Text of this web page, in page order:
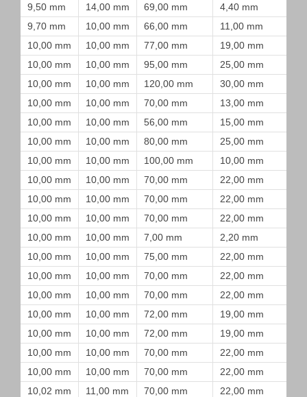
9,50 mm
14,00 mm 69,00 mm
4,40 mm
9,70 mm
10,00 mm 66,00 mm
11,00 mm
10,00 mm
10,00 mm 77,00 mm
19,00 mm
10,00 mm
10,00 mm 95,00 mm
25,00 mm
10,00 mm
10,00 mm 120,00 mm
30,00 mm
10,00 mm
10,00 mm 70,00 mm
13,00 mm
10,00 mm
10,00 mm 56,00 mm
15,00 mm
10,00 mm
10,00 mm 80,00 mm
25,00 mm
10,00 mm
10,00 mm 100,00 mm
10,00 mm
10,00 mm
10,00 mm 70,00 mm
22,00 mm
10,00 mm
10,00 mm 70,00 mm
22,00 mm
10,00 mm
10,00 mm 70,00 mm
22,00 mm
10,00 mm
10,00 mm 7,00 mm
2,20 mm
10,00 mm
10,00 mm 75,00 mm
22,00 mm
10,00 mm
10,00 mm 70,00 mm
22,00 mm
10,00 mm
10,00 mm 70,00 mm
22,00 mm
10,00 mm
10,00 mm 72,00 mm
19,00 mm
10,00 mm
10,00 mm 72,00 mm
19,00 mm
10,00 mm
10,00 mm 70,00 mm
22,00 mm
10,00 mm
10,00 mm 70,00 mm
22,00 mm
10,02 mm
11,00 mm 70,00 mm
22,00 mm